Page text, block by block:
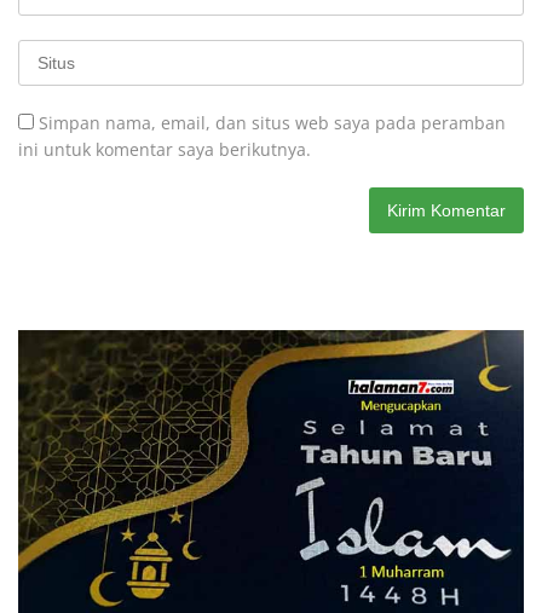
Simpan nama, email, dan situs web saya pada peramban
ini untuk komentar saya berikutnya.